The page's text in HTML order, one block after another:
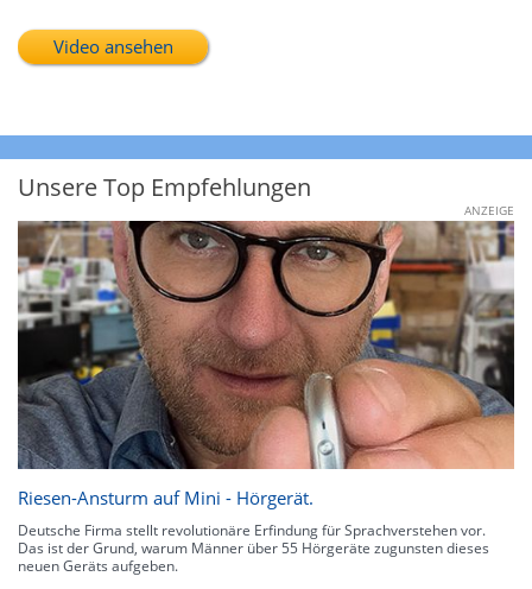
Video ansehen
Unsere Top Empfehlungen
ANZEIGE
Riesen-Ansturm auf Mini - Hörgerät.
Deutsche Firma stellt revolutionäre Erfindung für Sprachverstehen vor.
Das ist der Grund, warum Männer über 55 Hörgeräte zugunsten dieses
neuen Geräts aufgeben.